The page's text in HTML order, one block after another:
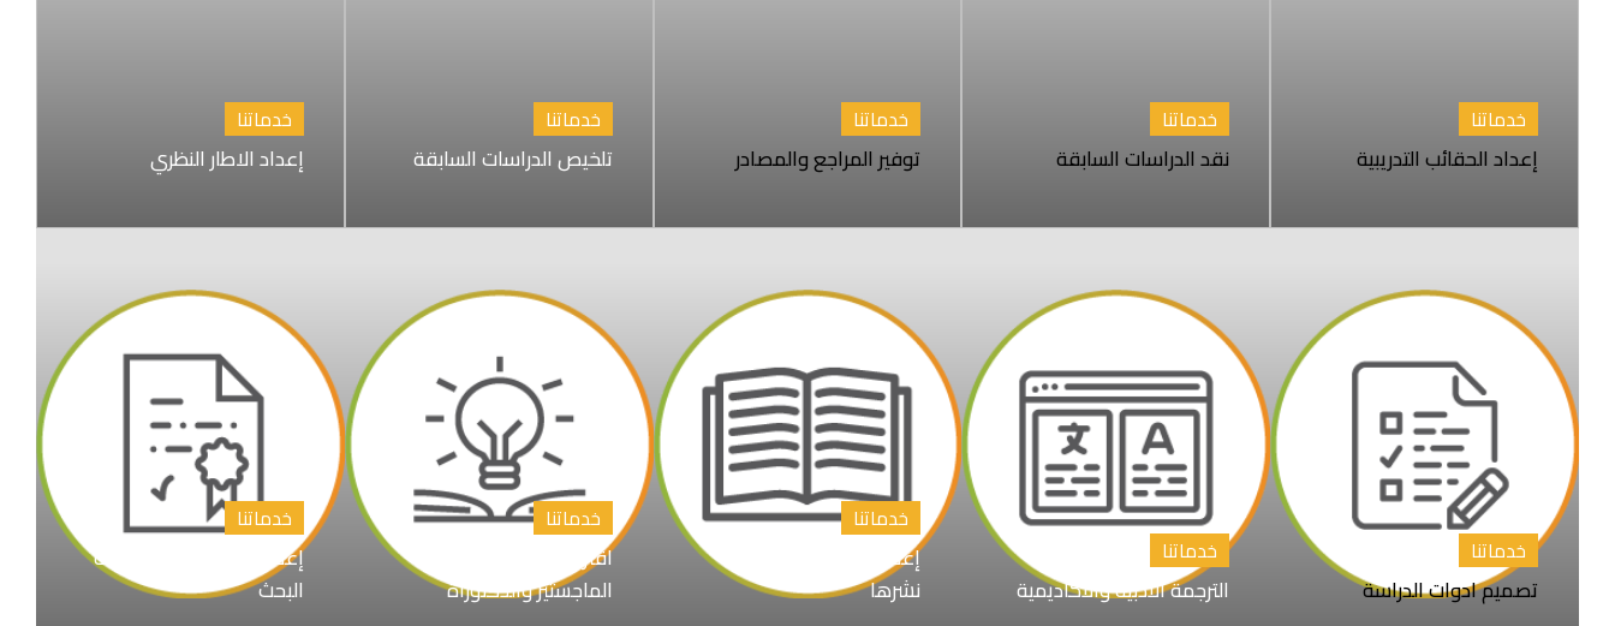
خدماتنا
إعداد الحقائب التدريبية
خدماتنا
نقد الدراسات السابقة
خدماتنا
توفير المراجع والمصادر
خدماتنا
تلخيص الدراسات السابقة
خدماتنا
إعداد الاطار النظري
خدماتنا
تصميم ادوات الدراسة
خدماتنا
الترجمة الأدبية والأكاديمية
خدماتنا
إعداد الابحاث العلمية و
نشرها
خدماتنا
اقتراح عناوين رسائل
الماجستير والدكتوراة
خدماتنا
إعداد المقترح البحثي خطة
البحث